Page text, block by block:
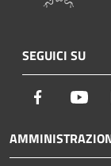
SEGUICI SU
Facebook